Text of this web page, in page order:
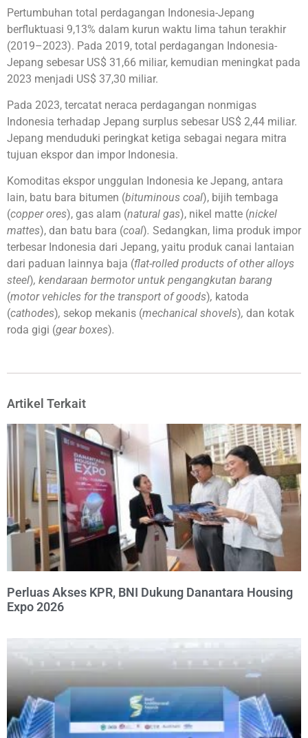
Pertumbuhan total perdagangan Indonesia-Jepang
berfluktuasi 9,13% dalam kurun waktu lima tahun terakhir
(2019–2023). Pada 2019, total perdagangan Indonesia-
Jepang sebesar US$ 31,66 miliar, kemudian meningkat pada
2023 menjadi US$ 37,30 miliar.
Pada 2023, tercatat neraca perdagangan nonmigas
Indonesia terhadap Jepang surplus sebesar US$ 2,44 miliar.
Jepang menduduki peringkat ketiga sebagai negara mitra
tujuan ekspor dan impor Indonesia.
Komoditas ekspor unggulan Indonesia ke Jepang, antara
lain, batu bara bitumen (bituminous coal), bijih tembaga
(copper ores), gas alam (natural gas), nikel matte (nickel
mattes), dan batu bara (coal). Sedangkan, lima produk impor
terbesar Indonesia dari Jepang, yaitu produk canai lantaian
dari paduan lainnya baja (flat-rolled products of other alloys
steel), kendaraan bermotor untuk pengangkutan barang
(motor vehicles for the transport of goods), katoda
(cathodes), sekop mekanis (mechanical shovels), dan kotak
roda gigi (gear boxes).
Artikel Terkait
Perluas Akses KPR, BNI Dukung Danantara Housing
Expo 2026